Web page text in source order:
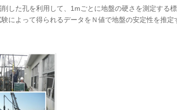
した孔を利用して、1mごとに地盤の硬さを測定する
によって得られるデータをＮ値で地盤の安定性を推定